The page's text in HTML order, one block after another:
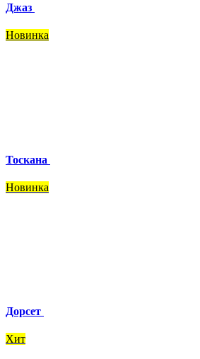
Джаз
Новинка
Тоскана
Новинка
Дорсет
Хит